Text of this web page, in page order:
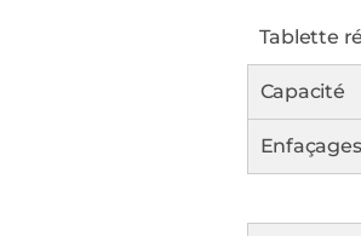
Tablette
Capacité
Enfaçages